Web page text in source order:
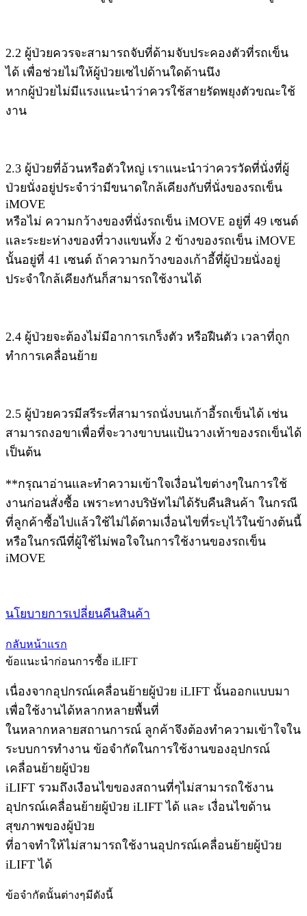
2.2 ผู้ป่วยควรจะสามารถจับที่ด้ามจับประคองตัวที่รถเข็น
ได้ เพื่อช่วยไม่ให้ผู้ป่วยเซไปด้านใดด้านนึง
หากผู้ป่วยไม่มีแรงแนะนำว่าควรใช้สายรัดพยุงตัวขณะใช้
งาน
2.3 ผู้ป่วยที่อ้วนหรือตัวใหญ่ เราแนะนำว่าควรวัดที่นั่งที่ผู้
ป่วยนั่งอยู่ประจำว่ามีขนาดใกล้เคียงกับที่นั่งของรถเข็น
iMOVE
หรือไม่ ความกว้างของที่นั่งรถเข็น iMOVE อยู่ที่ 49 เซนต์
และระยะห่างของที่วางแขนทั้ง 2 ข้างของรถเข็น iMOVE
นั้นอยู่ที่ 41 เซนต์ ถ้าความกว้างของเก้าอี้ที่ผู้ป่วยนั่งอยู่
ประจำใกล้เคียงกันก็สามารถใช้งานได้
2.4 ผู้ป่วยจะต้องไม่มีอาการเกร็งตัว หรือฝืนตัว เวลาที่ถูก
ทำการเคลื่อนย้าย
2.5 ผู้ป่วยควรมีสรีระที่สามารถนั่งบนเก้าอี้รถเข็นได้ เช่น
สามารถงอขาเพื่อที่จะวางขาบนแป้นวางเท้าของรถเข็นได้
เป็นต้น
**กรุณาอ่านและทำความเข้าใจเงื่อนไขต่างๆในการใช้
งานก่อนสั่งซื้อ เพราะทางบริษัทไม่ได้รับคืนสินค้า ในกรณี
ที่ลูกค้าซื้อไปแล้วใช้ไม่ได้ตามเงื่อนไขที่ระบุไว้ในข้างต้นนี้
หรือในกรณีที่ผู้ใช้ไม่พอใจในการใช้งานของรถเข็น
iMOVE
นโยบายการเปลี่ยนคืนสินค้า
กลับหน้าแรก
ข้อแนะนำก่อนการซื้อ iLIFT
เนื่องจากอุปกรณ์เคลื่อนย้ายผู้ป่วย iLIFT นั้นออกแบบมา
เพื่อใช้งานได้หลากหลายพื้นที่
ในหลากหลายสถานการณ์ ลูกค้าจึงต้องทำความเข้าใจใน
ระบบการทำงาน ข้อจำกัดในการใช้งานของอุปกรณ์
เคลื่อนย้ายผู้ป่วย
iLIFT รวมถึงเงือนไขของสถานที่ๆไม่สามารถใช้งาน
อุปกรณ์เคลื่อนย้ายผู้ป่วย iLIFT ได้ และ เงื่อนไขด้าน
สุขภาพของผู้ป่วย
ที่อาจทำให้ไม่สามารถใช้งานอุปกรณ์เคลื่อนย้ายผู้ป่วย
iLIFT ได้
ข้อจำกัดนั้นต่างๆมีดังนี้